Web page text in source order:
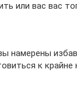
или вас вас
намерены
к крайне